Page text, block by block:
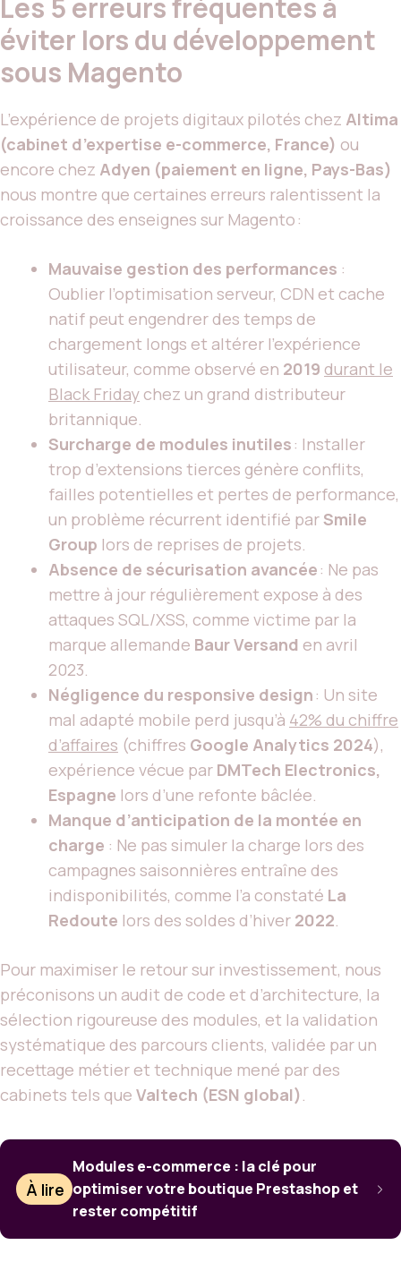
Les 5 erreurs fréquentes à
éviter lors du développement
sous Magento
L’expérience de projets digitaux pilotés chez Altima
(cabinet d’expertise e-commerce, France) ou
encore chez Adyen (paiement en ligne, Pays-Bas)
nous montre que certaines erreurs ralentissent la
croissance des enseignes sur Magento :
Mauvaise gestion des performances :
Oublier l’optimisation serveur, CDN et cache
natif peut engendrer des temps de
chargement longs et altérer l’expérience
utilisateur, comme observé en 2019 durant le
Black Friday chez un grand distributeur
britannique.
Surcharge de modules inutiles: Installer
trop d’extensions tierces génère conflits,
failles potentielles et pertes de performance,
un problème récurrent identifié parSmile
Group lors de reprises de projets.
Absence de sécurisation avancée: Ne pas
mettre à jour régulièrement expose à des
attaques SQL/XSS, comme victime par la
marque allemande Baur Versand en avril
2023.
Négligence du responsive design: Un site
mal adapté mobile perd jusqu’à 42% du chiffre
d’affaires (chiffres Google Analytics 2024),
expérience vécue par DMTech Electronics,
Espagne lors d’une refonte bâclée.
Manque d’anticipation de la montée en
charge : Ne pas simuler la charge lors des
campagnes saisonnières entraîne des
indisponibilités, comme l’a constaté La
Redoute lors des soldes d’hiver 2022.
Pour maximiser le retour sur investissement, nous
préconisons un audit de code et d’architecture, la
sélection rigoureuse des modules, et la validation
systématique des parcours clients, validée par un
recettage métier et technique mené par des
cabinets tels que Valtech (ESN global).
À lire
Modules e-commerce : la clé pour
optimiser votre boutique Prestashop et
rester compétitif